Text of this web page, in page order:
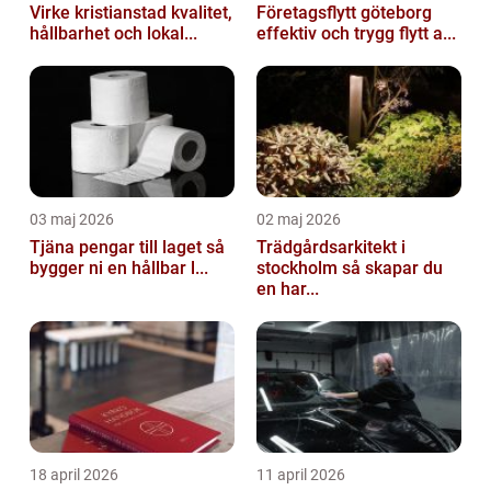
Virke kristianstad kvalitet,
hållbarhet och lokal...
Företagsflytt göteborg
effektiv och trygg flytt a...
03 maj 2026
Tjäna pengar till laget så
bygger ni en hållbar l...
02 maj 2026
Trädgårdsarkitekt i
stockholm så skapar du
en har...
18 april 2026 11 april 2026